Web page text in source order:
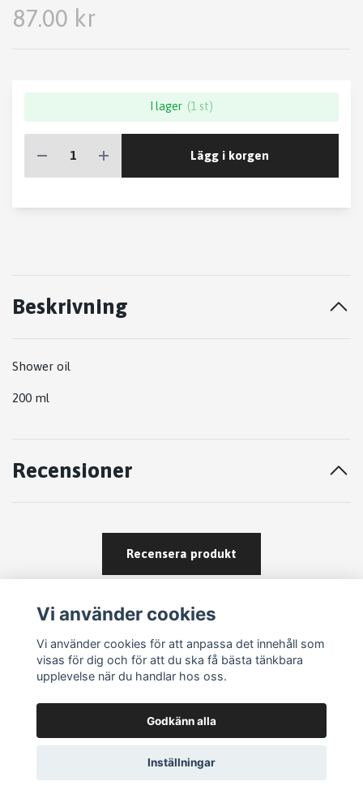
87.00 kr
I lager (1 st)
Lägg i korgen
Beskrivning
Shower oil
200 ml
Recensioner
Recensera produkt
Om köp och returer
Vi använder cookies
Vi använder cookies för att anpassa det innehåll som
visas för dig och för att du ska få bästa tänkbara
upplevelse när du handlar hos oss.
Godkänn alla
Inställningar